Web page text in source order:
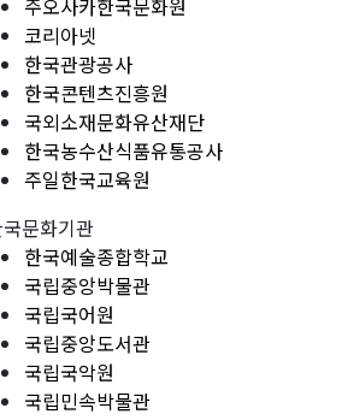
주오사카한국문화원
코리아넷
한국관광공사
한국콘텐츠진흥원
국외소재문화유산재단
한국농수산식품유통공사
주일한국교육원
문화기관
한국예술종합학교
국립중앙박물관
국립국어원
국립중앙도서관
국립국악원
국립민속박물관